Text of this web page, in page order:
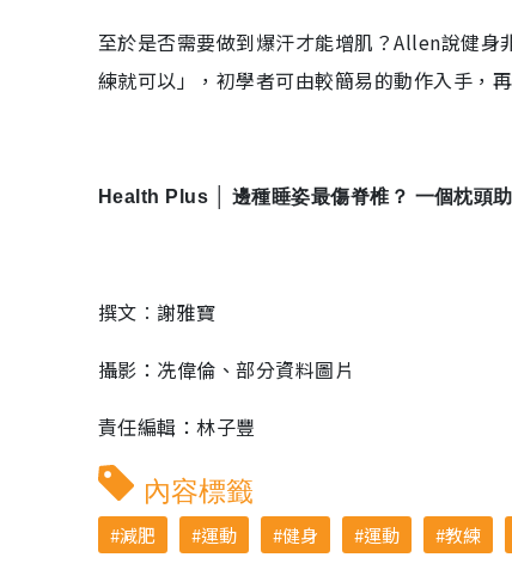
至於是否需要做到爆汗才能增肌？Allen說健
練就可以」，初學者可由較簡易的動作入手，
Health Plus │ 邊種睡姿最傷脊椎？ 一個枕頭
撰文︰謝雅寶
攝影：冼偉倫、部分資料圖片
責任編輯：林子豐
內容標籤
減肥 運動 健身 運動 教練